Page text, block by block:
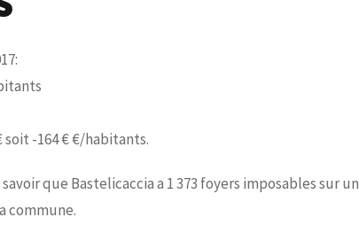
-164 € €/habitants.
que Bastelicaccia a 1 373 foyers imposables sur un
commune.